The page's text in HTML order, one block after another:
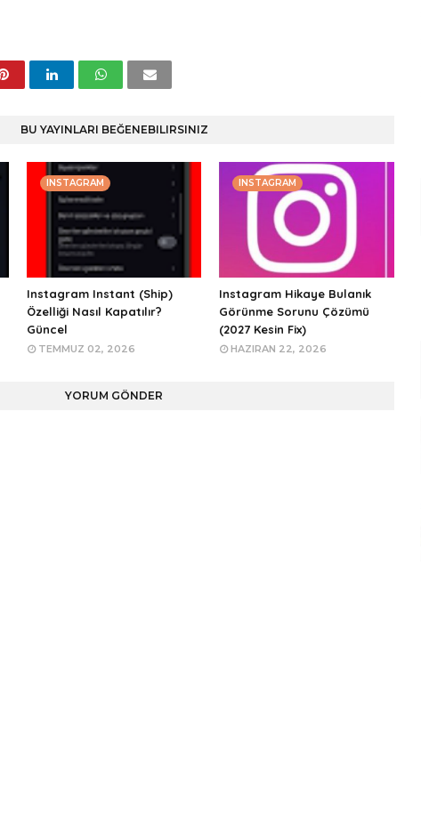
BU YAYINLARI BEĞENEBILIRSINIZ
INSTAGRAM
Instagram Instant (Ship)
Özelliği Nasıl Kapatılır?
Güncel
TEMMUZ 02, 2026
INSTAGRAM
Instagram Hikaye Bulanık
Görünme Sorunu Çözümü
(2027 Kesin Fix)
HAZIRAN 22, 2026
YORUM GÖNDER